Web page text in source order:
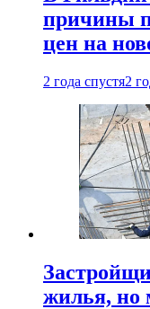
причины
цен на
2 года спустя2
жилья, но